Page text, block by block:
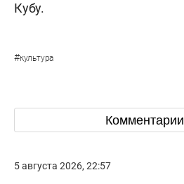
Кубу.
#культура
Комментарии
5 августа 2026, 22:57